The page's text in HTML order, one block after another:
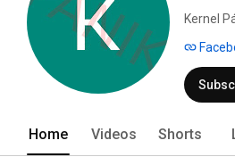
Kernel
Home Videos Shorts